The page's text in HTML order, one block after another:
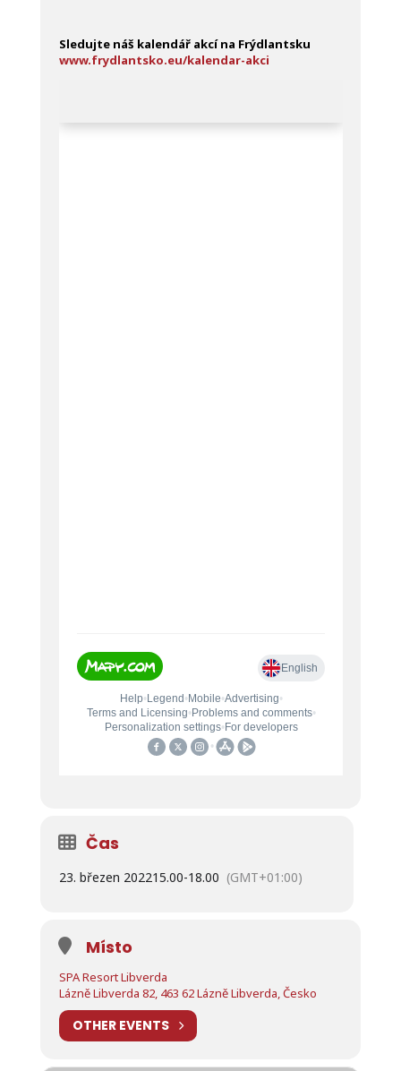
Sledujte náš kalendář akcí na Frýdlantsku
www.frydlantsko.eu/kalendar-akci
Čas
23. březen 202215.00-18.00 (GMT+01:00)
Místo
SPA Resort Libverda
Lázně Libverda 82, 463 62 Lázně Libverda, Česko
OTHER EVENTS